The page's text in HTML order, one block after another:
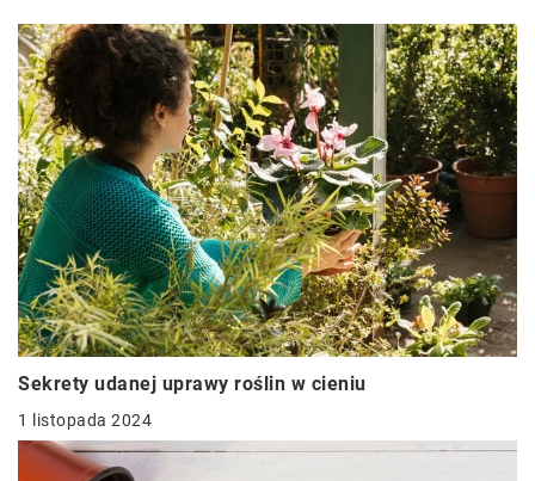
Sekrety udanej uprawy roślin w cieniu
1 listopada 2024